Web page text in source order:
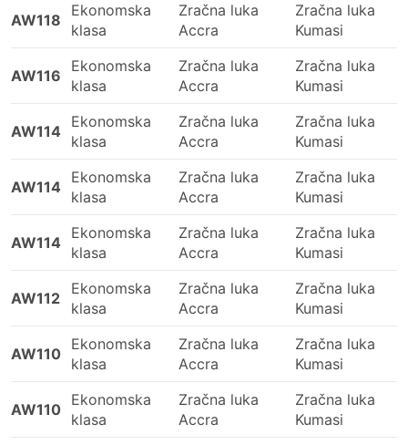
AW118
Ekonomska
klasa
Zračna luka
Accra
Zračna luka
Kumasi
AW116
Ekonomska
klasa
Zračna luka
Accra
Zračna luka
Kumasi
AW114
Ekonomska
klasa
Zračna luka
Accra
Zračna luka
Kumasi
AW114
Ekonomska
klasa
Zračna luka
Accra
Zračna luka
Kumasi
AW114
Ekonomska
klasa
Zračna luka
Accra
Zračna luka
Kumasi
AW112
Ekonomska
klasa
Zračna luka
Accra
Zračna luka
Kumasi
AW110
Ekonomska
klasa
Zračna luka
Accra
Zračna luka
Kumasi
AW110
Ekonomska
klasa
Zračna luka
Accra
Zračna luka
Kumasi